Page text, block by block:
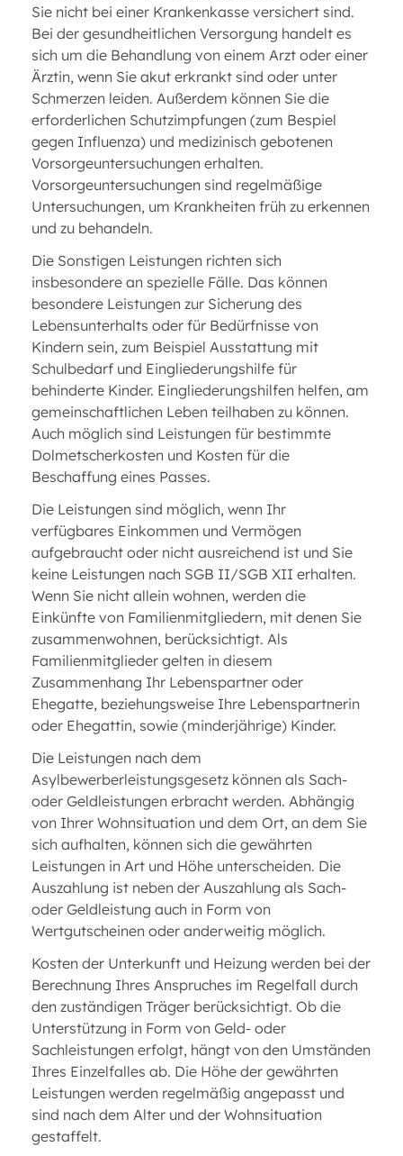
Sie nicht bei einer Krankenkasse versichert sind.
Bei der gesundheitlichen Versorgung handelt es
sich um die Behandlung von einem Arzt oder einer
Ärztin, wenn Sie akut erkrankt sind oder unter
Schmerzen leiden. Außerdem können Sie die
erforderlichen Schutzimpfungen (zum Bespiel
gegen Influenza) und medizinisch gebotenen
Vorsorgeuntersuchungen erhalten.
Vorsorgeuntersuchungen sind regelmäßige
Untersuchungen, um Krankheiten früh zu erkennen
und zu behandeln.
Die Sonstigen Leistungen richten sich
insbesondere an spezielle Fälle. Das können
besondere Leistungen zur Sicherung des
Lebensunterhalts oder für Bedürfnisse von
Kindern sein, zum Beispiel Ausstattung mit
Schulbedarf und Eingliederungshilfe für
behinderte Kinder. Eingliederungshilfen helfen, am
gemeinschaftlichen Leben teilhaben zu können.
Auch möglich sind Leistungen für bestimmte
Dolmetscherkosten und Kosten für die
Beschaffung eines Passes.
Die Leistungen sind möglich, wenn Ihr
verfügbares Einkommen und Vermögen
aufgebraucht oder nicht ausreichend ist und Sie
keine Leistungen nach SGB II/SGB XII erhalten.
Wenn Sie nicht allein wohnen, werden die
Einkünfte von Familienmitgliedern, mit denen Sie
zusammenwohnen, berücksichtigt. Als
Familienmitglieder gelten in diesem
Zusammenhang Ihr Lebenspartner oder
Ehegatte, beziehungsweise Ihre Lebenspartnerin
oder Ehegattin, sowie (minderjährige) Kinder.
Die Leistungen nach dem
Asylbewerberleistungsgesetz können als Sach-
oder Geldleistungen erbracht werden. Abhängig
von Ihrer Wohnsituation und dem Ort, an dem Sie
sich aufhalten, können sich die gewährten
Leistungen in Art und Höhe unterscheiden. Die
Auszahlung ist neben der Auszahlung als Sach-
oder Geldleistung auch in Form von
Wertgutscheinen oder anderweitig möglich.
Kosten der Unterkunft und Heizung werden bei der
Berechnung Ihres Anspruches im Regelfall durch
den zuständigen Träger berücksichtigt. Ob die
Unterstützung in Form von Geld- oder
Sachleistungen erfolgt, hängt von den Umständen
Ihres Einzelfalles ab. Die Höhe der gewährten
Leistungen werden regelmäßig angepasst und
sind nach dem Alter und der Wohnsituation
gestaffelt.